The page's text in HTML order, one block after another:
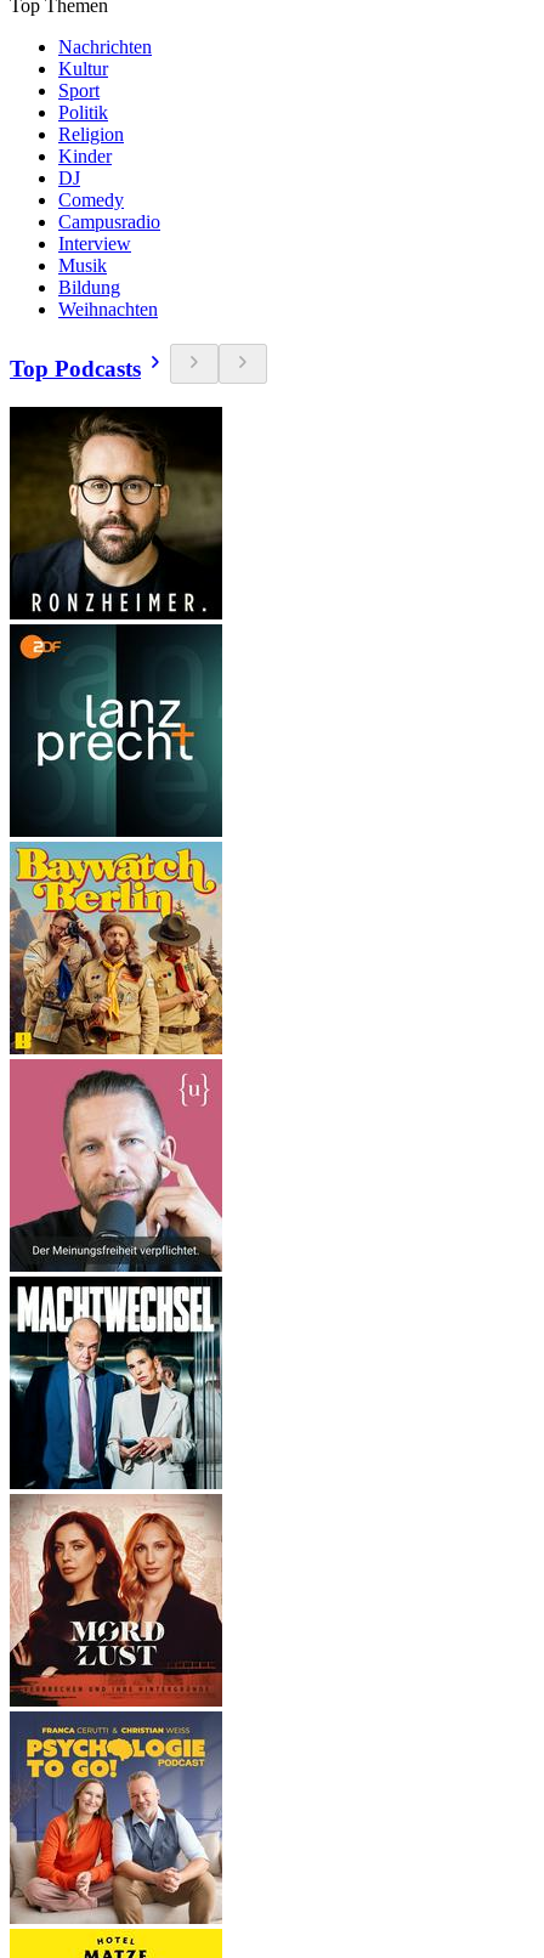
Top Themen
Nachrichten
Kultur
Sport
Politik
Religion
Kinder
DJ
Comedy
Campusradio
Interview
Musik
Bildung
Weihnachten
Top Podcasts